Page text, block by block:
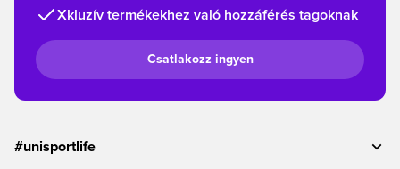
Xkluzív termékekhez való hozzáférés tagoknak
Csatlakozz ingyen
#unisportlife